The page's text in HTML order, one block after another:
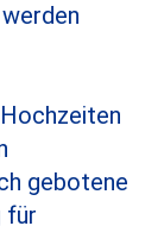
werden
gebotene
für